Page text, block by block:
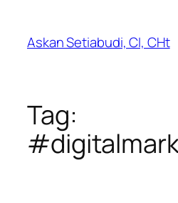
konten
Askan Setiabudi, CI, CHt
Tag: